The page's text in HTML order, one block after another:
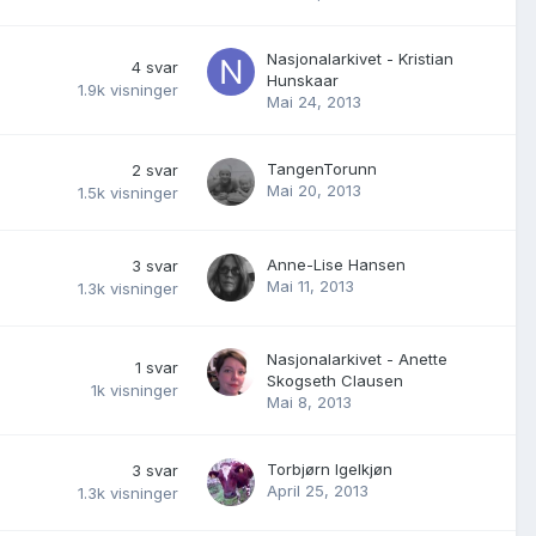
4 svar
1.9k visninger
Nasjonalarkivet - Kristian
Hunskaar
Mai 24, 2013
2 svar
1.5k visninger
TangenTorunn
Mai 20, 2013
3 svar
1.3k visninger
Anne-Lise Hansen
Mai 11, 2013
1 svar
1k visninger
Nasjonalarkivet - Anette
Skogseth Clausen
Mai 8, 2013
3 svar
1.3k visninger
Torbjørn Igelkjøn
April 25, 2013